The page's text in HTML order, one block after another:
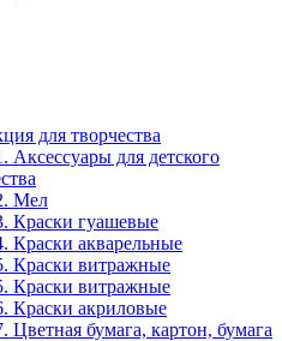
для творчества
Аксессуары для детского
Мел
Краски гуашевые
Краски акварельные
Краски витражные
Краски витражные
Краски акриловые
Цветная бумага, картон, бумага